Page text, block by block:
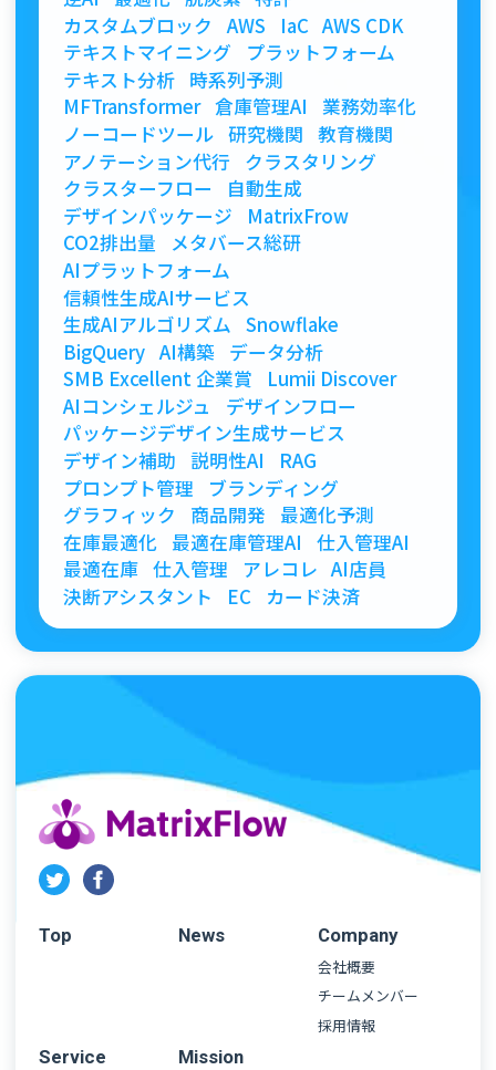
カスタムブロック
AWS IaC AWS CDK
テキストマイニング
プラットフォーム
テキスト分析 時系列予測
MFTransformer 倉庫管理AI
業務効率化
ノーコードツール 研究機関 教育機関
アノテーション代行
クラスタリング
クラスターフロー
自動生成
デザインパッケージ
MatrixFrow
CO2排出量
メタバース総研
AIプラットフォーム
信頼性生成AIサービス
生成AIアルゴリズム Snowflake
BigQuery AI構築
データ分析
SMB Excellent 企業賞
Lumii Discover
AIコンシェルジュ
デザインフロー
パッケージデザイン生成サービス
デザイン補助 説明性AI
RAG
プロンプト管理
ブランディング
グラフィック
商品開発
最適化予測
在庫最適化 最適在庫管理AI
仕入管理AI
最適在庫 仕入管理 アレコレ AI店員
決断アシスタント
EC カード決済
Top News
Company
会社概要
チームメンバー
採用情報
Service
Mission